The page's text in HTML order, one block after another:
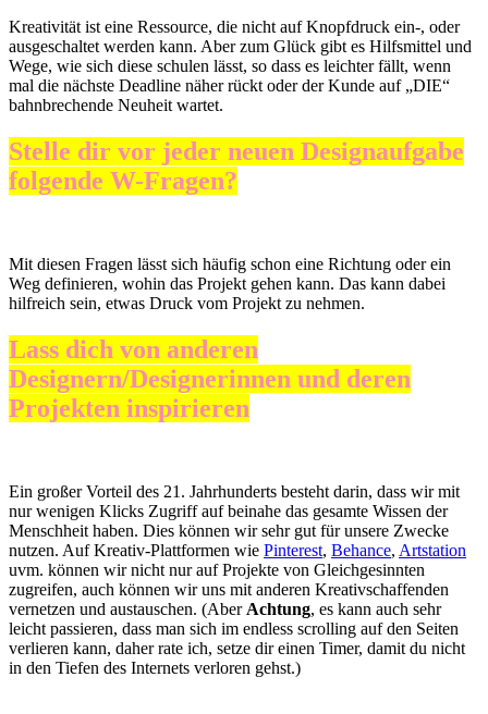
Kreativität ist eine Ressource, die nicht auf Knopfdruck ein-, oder
ausgeschaltet werden kann. Aber zum Glück gibt es Hilfsmittel und
Wege, wie sich diese schulen lässt, so dass es leichter fällt, wenn
mal die nächste Deadline näher rückt oder der Kunde auf „DIE“
bahnbrechende Neuheit wartet.
Stelle dir vor jeder neuen Designaufgabe
folgende W-Fragen?
Mit diesen Fragen lässt sich häufig schon eine Richtung oder ein
Weg definieren, wohin das Projekt gehen kann. Das kann dabei
hilfreich sein, etwas Druck vom Projekt zu nehmen.
Lass dich von anderen
Designern/Designerinnen und deren
Projekten inspirieren
Ein großer Vorteil des 21. Jahrhunderts besteht darin, dass wir mit
nur wenigen Klicks Zugriff auf beinahe das gesamte Wissen der
Menschheit haben. Dies können wir sehr gut für unsere Zwecke
nutzen. Auf Kreativ-Plattformen wie Pinterest, Behance, Artstation
uvm. können wir nicht nur auf Projekte von Gleichgesinnten
zugreifen, auch können wir uns mit anderen Kreativschaffenden
vernetzen und austauschen. (Aber Achtung, es kann auch sehr
leicht passieren, dass man sich im endless scrolling auf den Seiten
verlieren kann, daher rate ich, setze dir einen Timer, damit du nicht
in den Tiefen des Internets verloren gehst.)